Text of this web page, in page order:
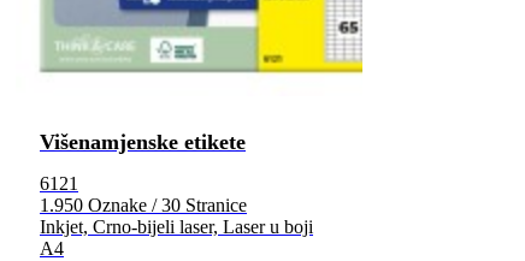
Višenamjenske etikete
6121
1.950 Oznake / 30 Stranice
Inkjet, Crno-bijeli laser, Laser u boji
A4